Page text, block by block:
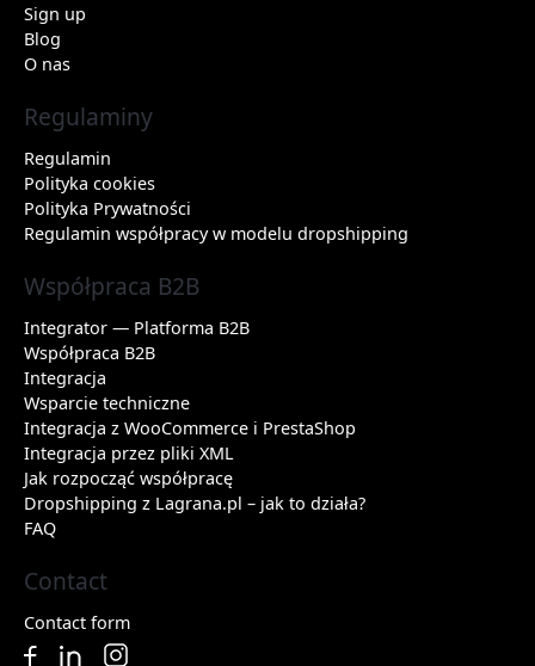
Sign up
Blog
O nas
Regulaminy
Regulamin
Polityka cookies
Polityka Prywatności
Regulamin współpracy w modelu dropshipping
Współpraca B2B
Integrator — Platforma B2B
Współpraca B2B
Integracja
Wsparcie techniczne
Integracja z WooCommerce i PrestaShop
Integracja przez pliki XML
Jak rozpocząć współpracę
Dropshipping z Lagrana.pl – jak to działa?
FAQ
Contact
Contact form